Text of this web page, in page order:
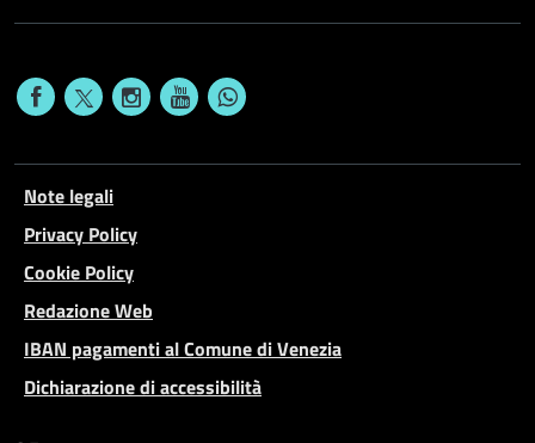
Note legali
Privacy Policy
Cookie Policy
Redazione Web
IBAN pagamenti al Comune di Venezia
Dichiarazione di accessibilità